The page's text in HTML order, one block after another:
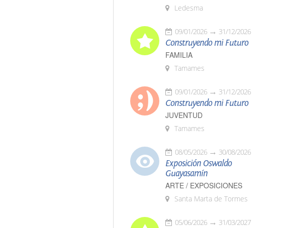
Ledesma
09/01/2026 31/12/2026
Construyendo mi Futuro
FAMILIA
Tamames
09/01/2026 31/12/2026
Construyendo mi Futuro
JUVENTUD
Tamames
08/05/2026 30/08/2026
Exposición Oswaldo
Guayasamín
ARTE / EXPOSICIONES
Santa Marta de Tormes
05/06/2026 31/03/2027